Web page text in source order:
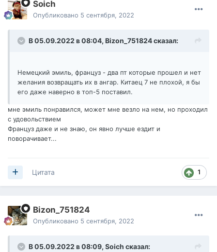
Soich
Опубликовано 5 сентября, 2022
В 05.09.2022 в 08:04, Bizon_751824сказал:
Немецкий эмиль, француз - два пт которые прошел и нет
желания возвращать их в ангар. Китаец 7 не плохой, я бы
его даже наверно в топ-5 поставил.
мне эмиль понравился, может мне везло на нем, но проходил
с удовольствием
Француз даже и не знаю, он явно лучше ездит и
поворачивает...
1
Цитата
Bizon_751824
Опубликовано 5 сентября, 2022
В 05.09.2022 в 08:09, Soich сказал: